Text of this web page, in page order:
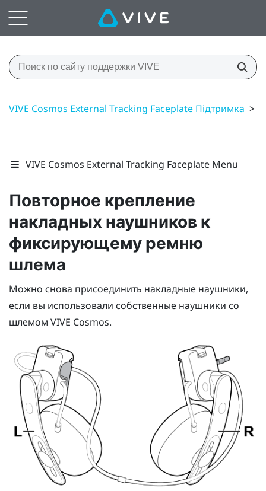
VIVE Cosmos External Tracking Faceplate Підтримка >
VIVE Cosmos External Tracking Faceplate Menu
Повторное крепление
накладных наушников к
фиксирующему ремню
шлема
Можно снова присоединить накладные наушники,
если вы использовали собственные наушники со
шлемом VIVE Cosmos.